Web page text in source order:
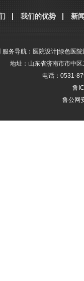
我们的优势 新
服务导航： 医院设计 绿色医院
地址：山东省济南市市中
电话：0531-
鲁
鲁公网